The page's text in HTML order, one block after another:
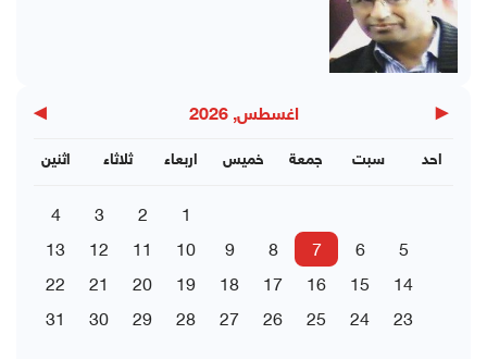
◀ اغسطس, 2026 ▶
اثنين ثلاثاء اربعاء خميس جمعة سبت احد
1
2
3
4
5
6
7
8
9
10
11
12
13
14
15
16
17
18
19
20
21
22
23
24
25
26
27
28
29
30
31